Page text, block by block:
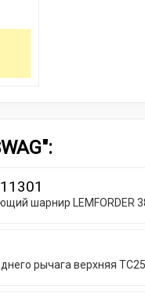
шарнир LEMFORDER
рычага верхняя